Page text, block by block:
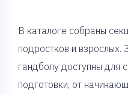
В каталоге собраны
подростков и взрослых.
гандболу доступны для
подготовки, от